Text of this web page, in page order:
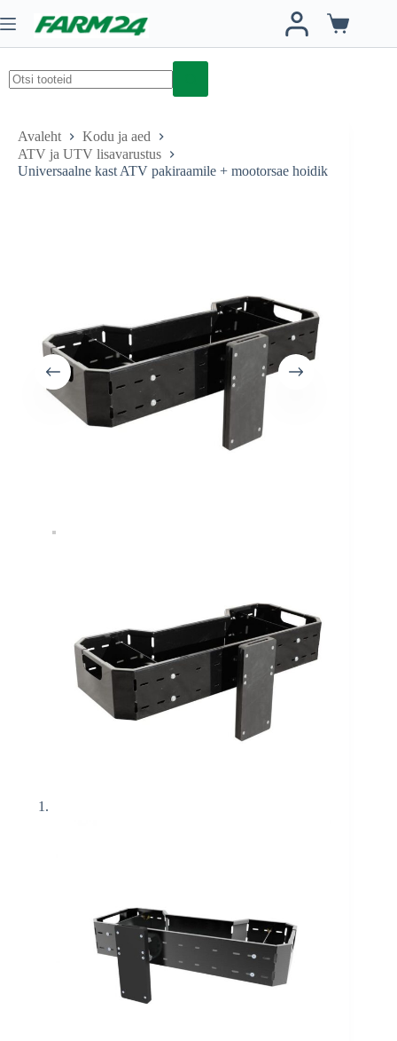
to
content
Ostukorv
Avaleht
Kodu ja aed
ATV ja UTV lisavarustus
Universaalne kast ATV pakiraamile + mootorsae hoidik